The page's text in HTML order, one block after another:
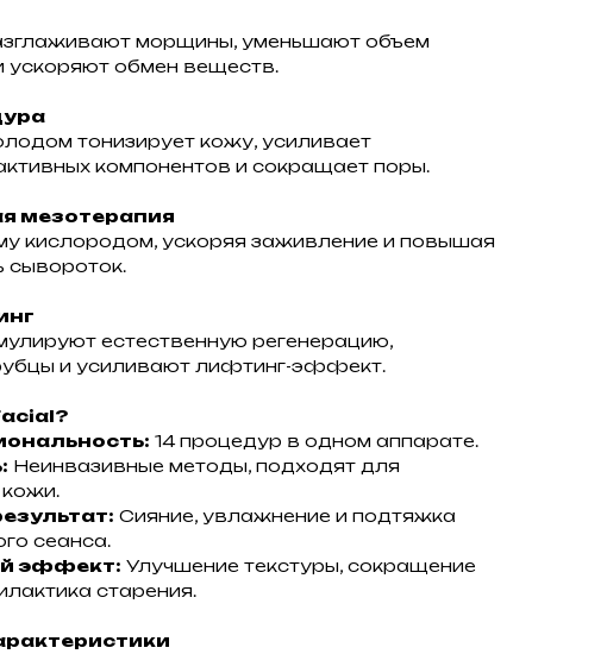
морщины, уменьшают объем
ускоряют обмен веществ.
тонизирует кожу, усиливает
компонентов и сокращает поры.
мезотерапия
кислородом, ускоряя заживление и повышая
естественную регенерацию,
и усиливают лифтинг-эффект.
14 процедур в одном аппарате.
Неинвазивные методы, подходят для
кожи.
Сияние, увлажнение и подтяжка
сеанса.
эффект: Улучшение текстуры, сокращение
старения.